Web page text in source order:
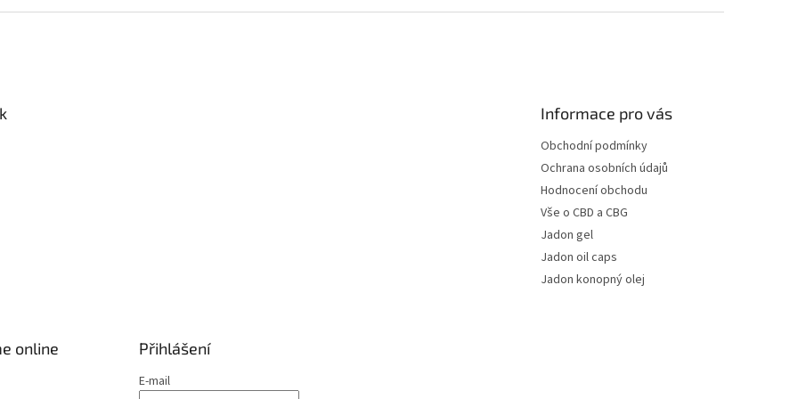
Informace pro vás
Obchodní podmínky
Ochrana osobních údajů
Hodnocení obchodu
Vše o CBD a CBG
Jadon gel
Jadon oil caps
Jadon konopný olej
online
Přihlášení
E-mail